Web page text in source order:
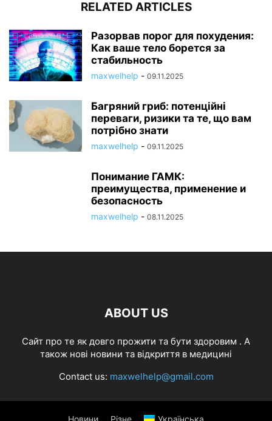
RELATED ARTICLES
Разорвав порог для похудения:
Как ваше тело борется за
стабильность
maxwelhelp - 09.11.2025
Багряний гриб: потенційні
переваги, ризики та те, що вам
потрібно знати
maxwelhelp - 09.11.2025
Понимание ГАМК:
преимущества, применение и
безопасность
maxwelhelp - 08.11.2025
ABOUT US
Cайт про те як довго прожити та бути здоровим . А
також нові новини та відкриття в медицині
Contact us: maxwelhelp@gmail.com
Новини Різне Українська